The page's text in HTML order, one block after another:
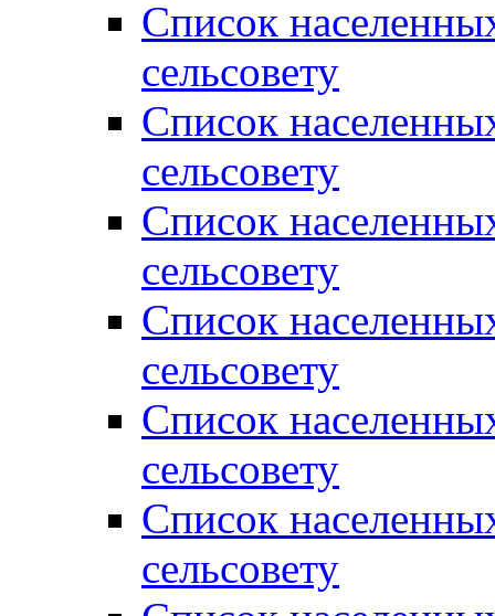
Список
сельсовету
Список
сельсовету
Список
сельсовету
Список
сельсовету
Список
сельсовету
Список
сельсовету